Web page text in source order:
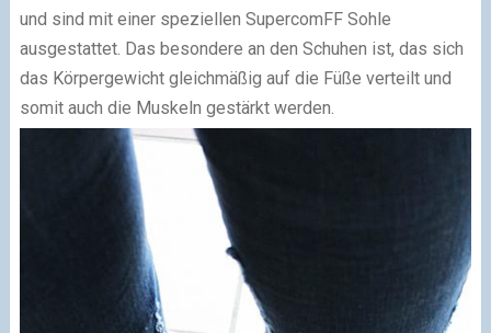
und sind mit einer speziellen SupercomFF Sohle
ausgestattet. Das besondere an den Schuhen ist, das sich
das Körpergewicht gleichmäßig auf die Füße verteilt und
somit auch die Muskeln gestärkt werden.